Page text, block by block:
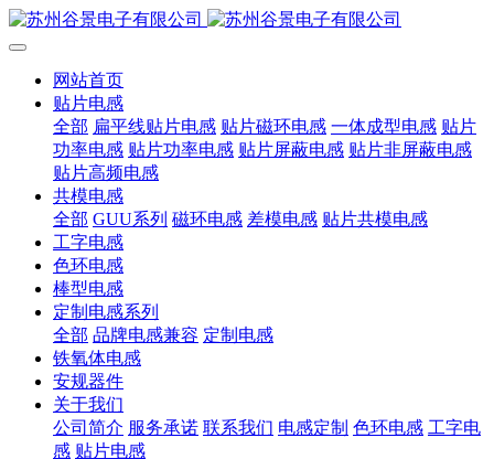
网站首页
贴片电感
全部 扁平线贴片电感 贴片磁环电感 一体成型电感 贴片
功率电感 贴片功率电感 贴片屏蔽电感 贴片非屏蔽电感
贴片高频电感
共模电感
全部 GUU系列 磁环电感 差模电感 贴片共模电感
工字电感
色环电感
棒型电感
定制电感系列
全部 品牌电感兼容 定制电感
铁氧体电感
安规器件
关于我们
公司简介 服务承诺 联系我们 电感定制 色环电感 工字电
感 贴片电感